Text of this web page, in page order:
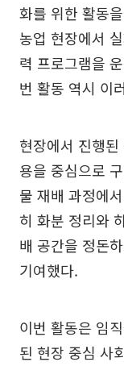
화를 위한 활동
농업 현장에서
력 프로그램을
번 활동 역시 이
현장에서 진행
용을 중심으로
물 재배 과정에
히 화분 정리와
배 공간을 정돈
기여했다.
이번 활동은 임
된 현장 중심 사